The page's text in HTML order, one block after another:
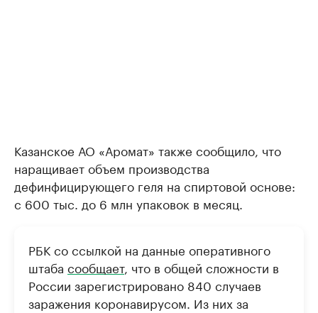
Казанское АО «Аромат» также сообщило, что
наращивает объем производства
дефинфицирующего геля на спиртовой основе:
с 600 тыс. до 6 млн упаковок в месяц.
РБК со ссылкой на данные оперативного
штаба сообщает, что в общей сложности в
России зарегистрировано 840 случаев
заражения коронавирусом. Из них за